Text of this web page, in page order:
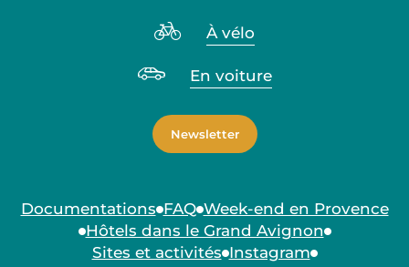
À vélo
En voiture
Newsletter
Documentations FAQ Week-end en Provence
Hôtels dans le Grand Avignon
Sites et activités Instagram